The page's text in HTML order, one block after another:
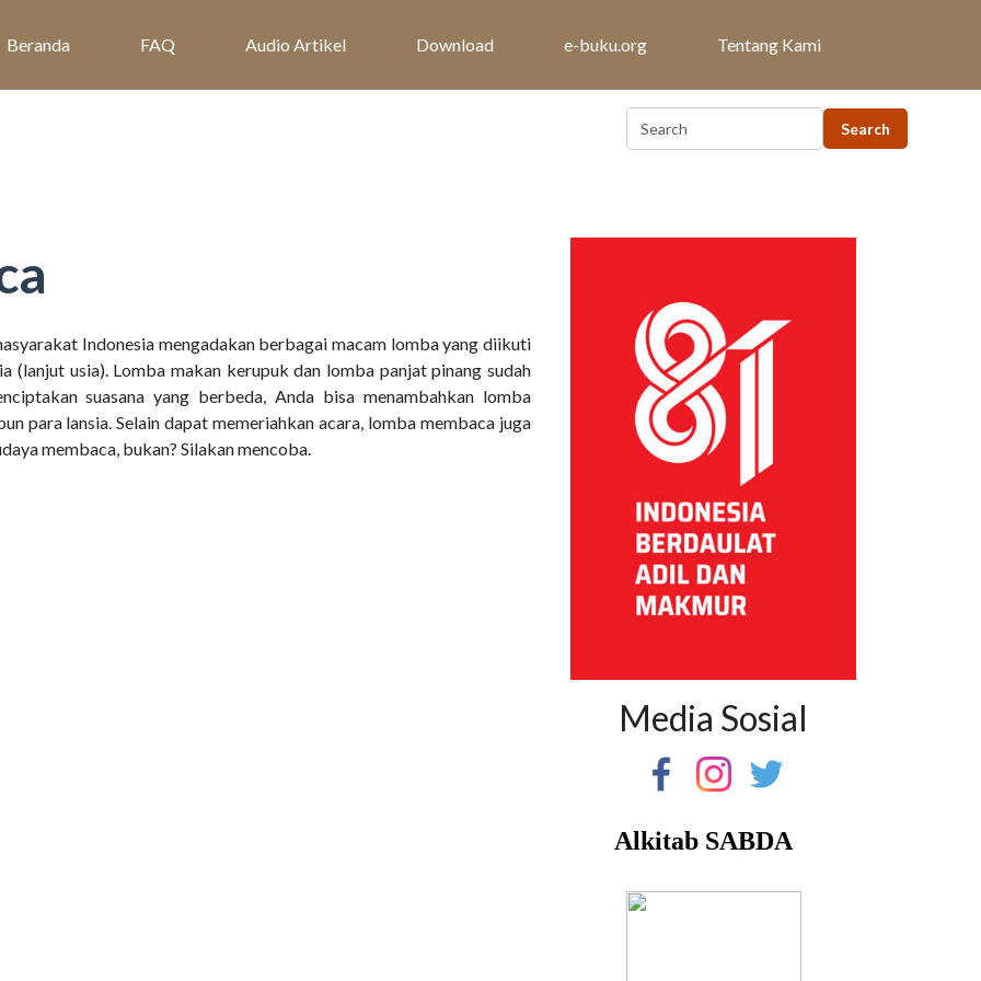
Beranda
FAQ Audio Artikel Download e-buku.org Tentang Kami
Indonesia mengadakan berbagai macam lomba yang diikuti
(lanjut usia). Lomba makan kerupuk dan lomba panjat pinang sudah
suasana yang berbeda, Anda bisa menambahkan lomba
para lansia. Selain dapat memeriahkan acara, lomba membaca juga
membaca, bukan? Silakan mencoba.
Media Sosial